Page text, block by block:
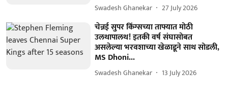
Swadesh Ghanekar 27 July 2026
चेन्नई सुपर किंग्सच्या ताफ्यात मोठी
उलथापालथ! इतकी वर्ष संघासोबत
असलेल्या भरवशाच्या खेळाडूने साथ सोडली,
MS Dhoni...
Swadesh Ghanekar 13 July 2026